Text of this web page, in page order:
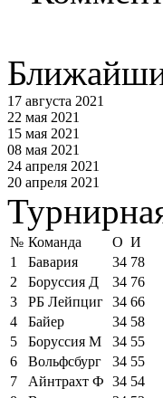
17 августа 2021
22 мая 2021
15 мая 2021
08 мая 2021
24 апреля 2021
20 апреля 2021
№ Команда О И
1
Бавария 34 78
2
Боруссия Д 34 76
3
РБ Лейпциг 34 66
4
Байер 34 58
5
Боруссия М 34 55
6
Вольфсбург 34 55
7
Айнтрахт Ф 34 54